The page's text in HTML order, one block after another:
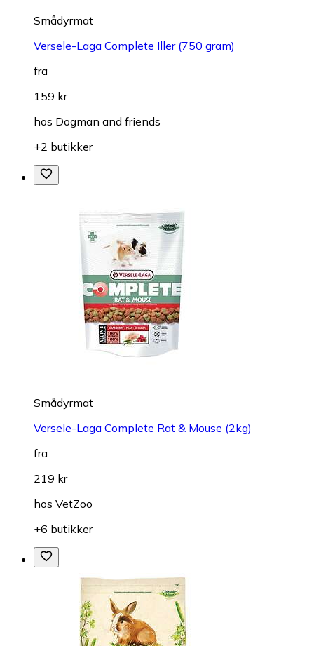
Smådyrmat
Versele-Laga Complete Iller (750 gram)
fra
159 kr
hos Dogman and friends
+2 butikker
Smådyrmat
Versele-Laga Complete Rat & Mouse (2kg)
fra
219 kr
hos VetZoo
+6 butikker